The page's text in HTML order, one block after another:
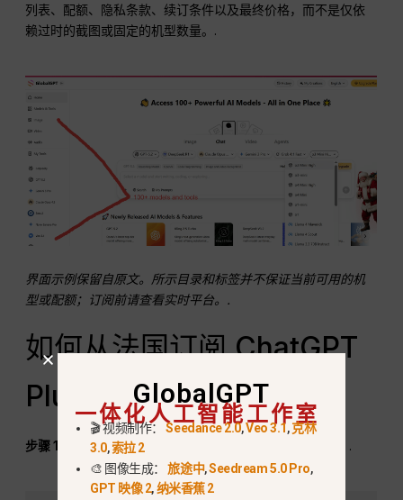
列表、配额、隐私条款、续订条件以及最终价格，而不是仅依
赖过时的截图或固定的机型数量。.
界面示例保留自原文。所示目录和标签并不保证当前可用的机
型或配额；订阅前请查看实时平台。.
如何从法国订阅 ChatGPT
Plus
步骤 1： 转到ChatGPT 并使用应拥有该订阅的账户登录。.
GlobalGPT
一体化人工智能工作室
🎬 视频制作：Seedance 2.0,Veo 3.1,克林
3.0,索拉 2
🎨 图像生成：旅途中,Seedream 5.0 Pro,
GPT 映像 2,纳米香蕉 2